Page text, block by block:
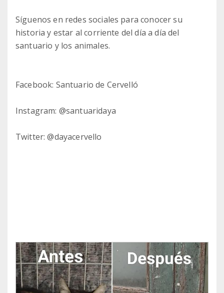
Síguenos en redes sociales para conocer su
historia y estar al corriente del día a día del
santuario y los animales.
Facebook: Santuario de Cervelló
Instagram: @santuaridaya
Twitter: @dayacervello